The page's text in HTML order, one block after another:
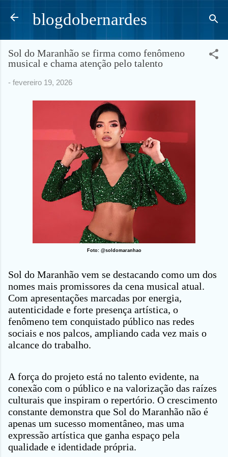
Pular para o conteúdo principal
blogdobernardes
Sol do Maranhão se firma como fenômeno
musical e chama atenção pelo talento
- fevereiro 19, 2026
Foto: @soldomaranhao
Sol do Maranhão vem se destacando como um dos
nomes mais promissores da cena musical atual.
Com apresentações marcadas por energia,
autenticidade e forte presença artística, o
fenômeno tem conquistado público nas redes
sociais e nos palcos, ampliando cada vez mais o
alcance do trabalho.
A força do projeto está no talento evidente, na
conexão com o público e na valorização das raízes
culturais que inspiram o repertório. O crescimento
constante demonstra que Sol do Maranhão não é
apenas um sucesso momentâneo, mas uma
expressão artística que ganha espaço pela
qualidade e identidade própria.